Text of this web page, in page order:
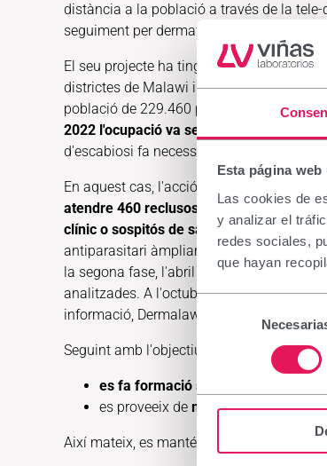
Esta página web
Las cookies de
y analizar el
redes sociales,
que hayan
consentimiento
distància a la població a través de la
seguiment per dermatòlegs més
El seu projecte ha tingut com a objectiu el
districtes de Malawi i un dels nou de la
població de 229.460 persones.
És un
2022 l'ocupació va ser del 224%, assolint
d'escabiosi fa necessaris programes de
En aquest cas, l'acció es desenvolupa en
atendre 460 reclusos de la presó de
clínic o sospitós de sarna. El tractament
antiparasitari àmpliament utilitzat i
la segona fase, l'abril del 2023, es va
analitzades. A l'octubre d'aquest any es
informació, Dermalawi pugui optimitzar
Seguint amb l'objectiu dels projectes de
es fa formació sobre diagnòstic i
es proveeix de medicació
Així mateix, es manté el contacte a